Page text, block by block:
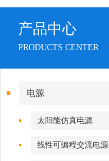
产品中心
PRODUCTS CENTER
电源
太阳能仿真电源
线性可编程交流电源